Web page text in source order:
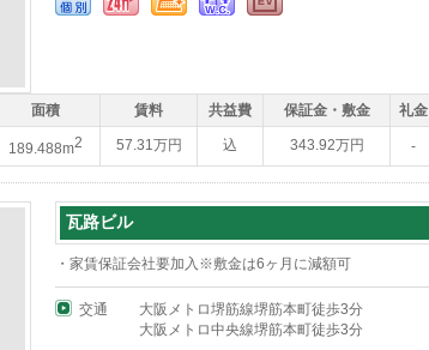
面積 賃料 共益費 保証金・敷金 礼金
189.488m2 57.31万円 込 343.92万円 -
瓦路ビル
・家賃保証会社要加入※敷金は6ヶ月に減額可
交通
大阪メトロ堺筋線堺筋本町徒歩3分
大阪メトロ中央線堺筋本町徒歩3分